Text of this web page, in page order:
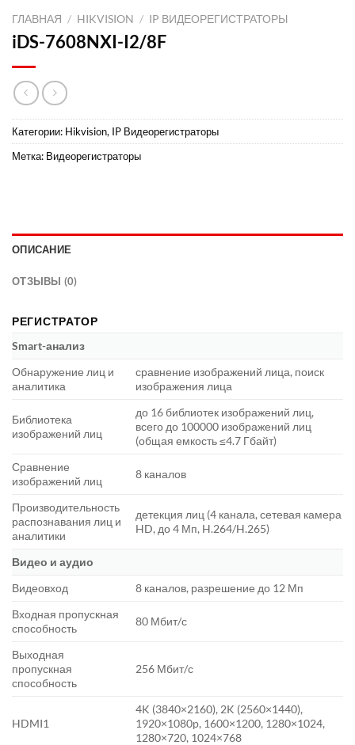
ГЛАВНАЯ / HIKVISION / IP ВИДЕОРЕГИСТРАТОРЫ
iDS-7608NXI-I2/8F
Категории: Hikvision, IP Видеорегистраторы
Метка: Видеорегистраторы
ОПИСАНИЕ
ОТЗЫВЫ (0)
РЕГИСТРАТОР
Smart-анализ
Обнаружение лиц и
аналитика
сравнение изображений лица, поиск
изображения лица
Библиотека
изображений лиц
до 16 библиотек изображений лиц,
всего до 100000 изображений лиц
(общая емкость ≤4.7 Гбайт)
Сравнение
изображений лиц
8 каналов
Производительность
распознавания лиц и
аналитики
детекция лиц (4 канала, сетевая камера
HD, до 4 Мп, H.264/H.265)
Видео и аудио
Видеовход
8 каналов, разрешение до 12 Мп
Входная пропускная
способность
80 Мбит/с
Выходная
пропускная
способность
256 Мбит/с
HDMI1
4K (3840×2160), 2K (2560×1440),
1920×1080p, 1600×1200, 1280×1024,
1280×720, 1024×768